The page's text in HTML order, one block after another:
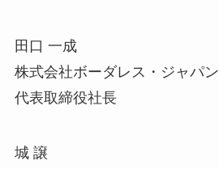
田口 一成
株式会社ボーダレス・ジャパン
代表取締役社長
城 譲